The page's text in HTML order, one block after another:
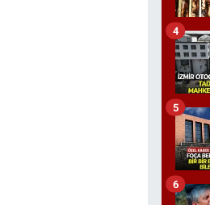
4
5
6